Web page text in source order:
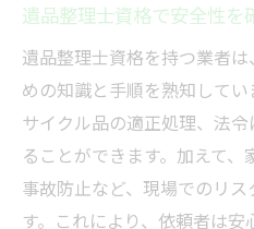
遺品整理士資格で安全性を
遺品整理士資格を持つ業者
めの知識と手順を熟知して
サイクル品の適正処理、法
ることができます。加えて
事故防止など、現場でのリ
す。これにより、依頼者は